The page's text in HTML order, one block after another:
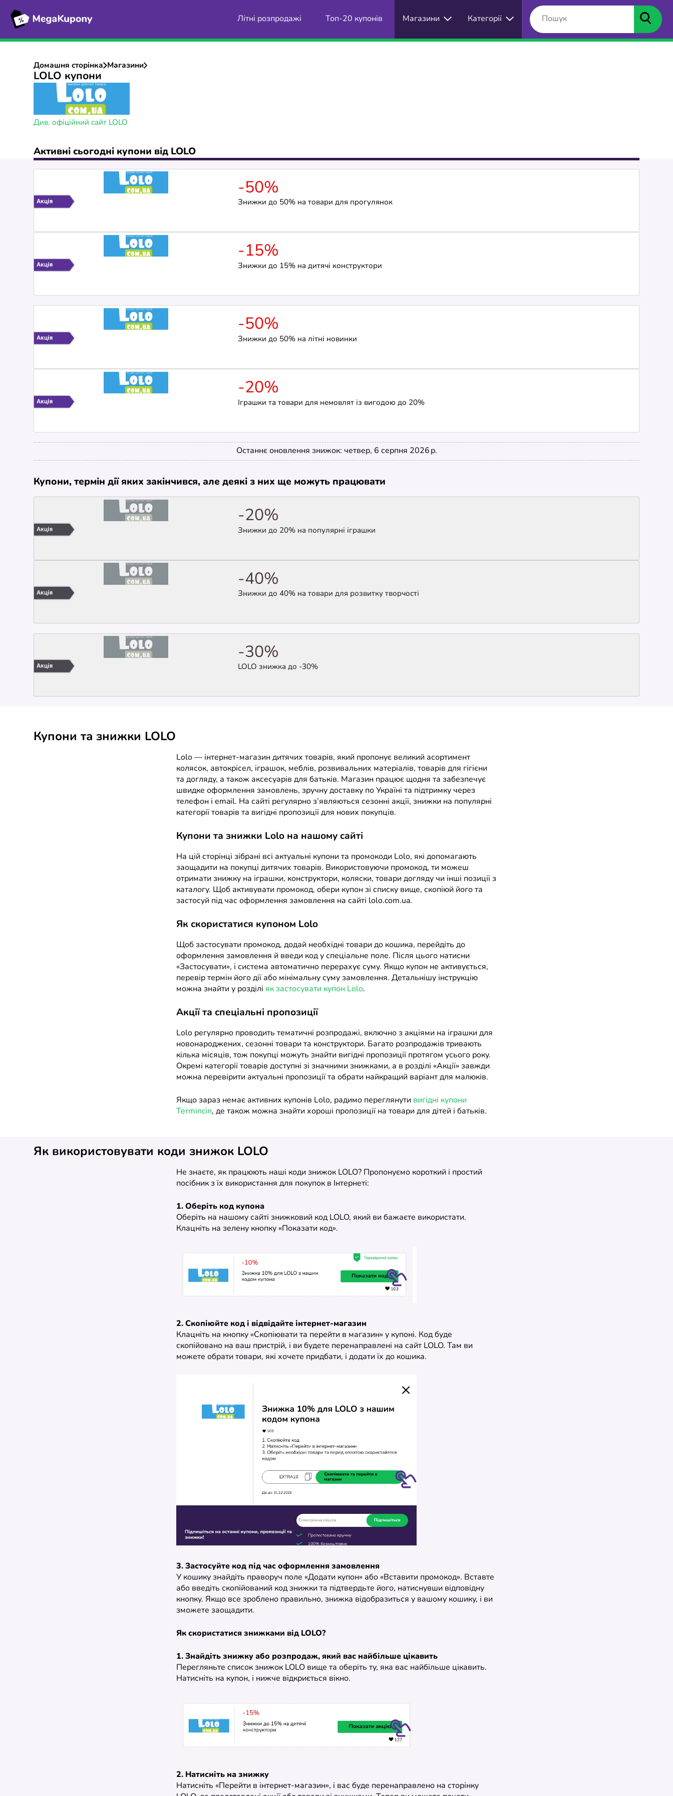
Літні розпродажі Топ-20 купонів Магазини Категорії
Домашня сторінка Магазини
LOLO купони
Див. офіційний сайт LOLO
Активні сьогодні купони від LOLO
-50%
Знижки до 50% на товари для прогулянок
-15%
Знижки до 15% на дитячі конструктори
-50%
Знижки до 50% на літні новинки
-20%
Іграшки та товари для немовлят із вигодою до 20%
Останнє оновлення знижок: четвер, 6 серпня 2026 р.
Купони, термін дії яких закінчився, але деякі з них ще можуть працювати
-20%
Знижки до 20% на популярні іграшки
-40%
Знижки до 40% на товари для розвитку творчості
-30%
LOLO знижка до -30%
Купони та знижки LOLO
Lolo — інтернет-магазин дитячих товарів, який пропонує великий асортимент
колясок, автокрісел, іграшок, меблів, розвивальних матеріалів, товарів для гігієни
та догляду, а також аксесуарів для батьків. Магазин працює щодня та забезпечує
швидке оформлення замовлень, зручну доставку по Україні та підтримку через
телефон і email. На сайті регулярно з’являються сезонні акції, знижки на популярні
категорії товарів та вигідні пропозиції для нових покупців.
Купони та знижки Lolo на нашому сайті
На цій сторінці зібрані всі актуальні купони та промокоди Lolo, які допомагають
заощадити на покупці дитячих товарів. Використовуючи промокод, ти можеш
отримати знижку на іграшки, конструктори, коляски, товари догляду чи інші позиції з
каталогу. Щоб активувати промокод, обери купон зі списку вище, скопіюй його та
застосуй під час оформлення замовлення на сайті lolo.com.ua.
Як скористатися купоном Lolo
Щоб застосувати промокод, додай необхідні товари до кошика, перейдіть до
оформлення замовлення й введи код у спеціальне поле. Після цього натисни
«Застосувати», і система автоматично перерахує суму. Якщо купон не активується,
перевір термін його дії або мінімальну суму замовлення. Детальнішу інструкцію
можна знайти у розділі як застосувати купон Lolo.
Акції та спеціальні пропозиції
Lolo регулярно проводить тематичні розпродажі, включно з акціями на іграшки для
новонароджених, сезонні товари та конструктори. Багато розпродажів тривають
кілька місяців, тож покупці можуть знайти вигідні пропозиції протягом усього року.
Окремі категорії товарів доступні зі значними знижками, а в розділі «Акції» завжди
можна перевірити актуальні пропозиції та обрати найкращий варіант для малюків.
Якщо зараз немає активних купонів Lolo, радимо переглянути вигідні купони
Termincin, де також можна знайти хороші пропозиції на товари для дітей і батьків.
Як використовувати коди знижок LOLO
Не знаєте, як працюють наші коди знижок LOLO? Пропонуємо короткий і простий
посібник з їх використання для покупок в Інтернеті:
1. Оберіть код купона
Оберіть на нашому сайті знижковий код LOLO, який ви бажаєте використати.
Клацніть на зелену кнопку «Показати код».
2. Скопіюйте код і відвідайте інтернет-магазин
Клацніть на кнопку «Скопіювати та перейти в магазин» у купоні. Код буде
скопійовано на ваш пристрій, і ви будете перенаправлені на сайт LOLO. Там ви
можете обрати товари, які хочете придбати, і додати їх до кошика.
3. Застосуйте код під час оформлення замовлення
У кошику знайдіть праворуч поле «Додати купон» або «Вставити промокод». Вставте
або введіть скопійований код знижки та підтвердьте його, натиснувши відповідну
кнопку. Якщо все зроблено правильно, знижка відобразиться у вашому кошику, і ви
зможете заощадити.
Як скористатися знижками від LOLO?
1. Знайдіть знижку або розпродаж, який вас найбільше цікавить
Перегляньте список знижок LOLO вище та оберіть ту, яка вас найбільше цікавить.
Натисніть на купон, і нижче відкриється вікно.
2. Натисніть на знижку
Натисніть «Перейти в інтернет-магазин», і вас буде перенаправлено на сторінку